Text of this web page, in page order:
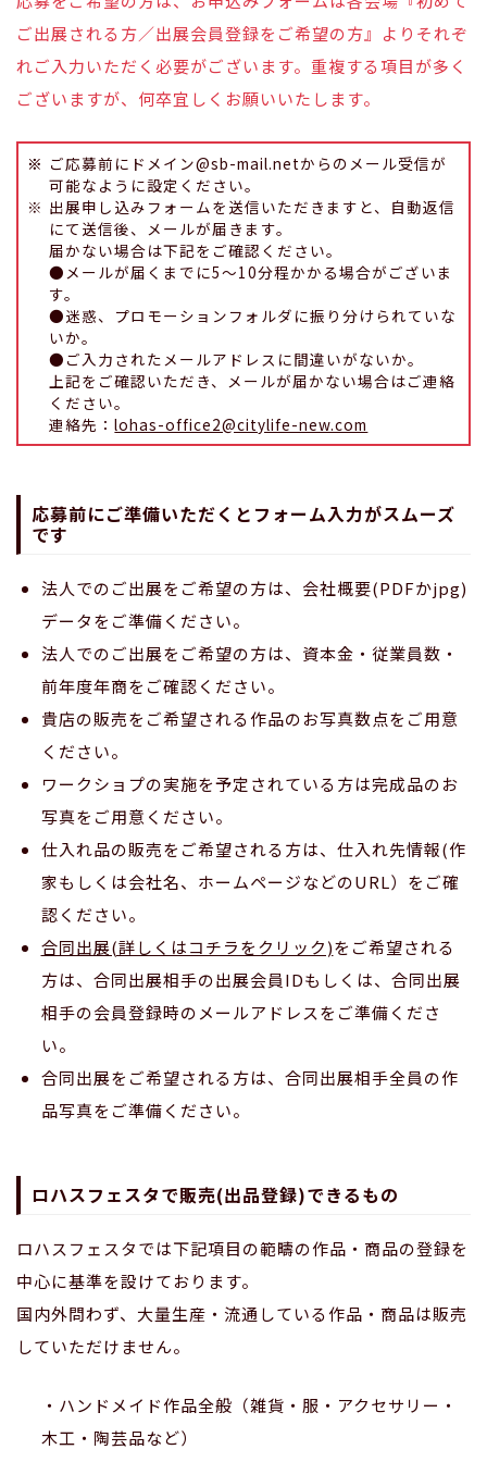
ご出展される方／出展会員登録をご希望の方』よりそれぞ
れご入力いただく必要がございます。重複する項目が多く
ございますが、何卒宜しくお願いいたします。
ご応募前にドメイン@sb-mail.netからのメール受信が
可能なように設定ください。
出展申し込みフォームを送信いただきますと、自動返信
にて送信後、メールが届きます。
届かない場合は下記をご確認ください。
●メールが届くまでに5～10分程かかる場合がございま
す。
●迷惑、プロモーションフォルダに振り分けられていな
いか。
●ご入力されたメールアドレスに間違いがないか。
上記をご確認いただき、メールが届かない場合はご連絡
ください。
連絡先：lohas-office2@citylife-new.com
応募前にご準備いただくとフォーム入力がスムーズ
です
法人でのご出展をご希望の方は、会社概要(PDFかjpg)
データをご準備ください。
法人でのご出展をご希望の方は、資本金・従業員数・
前年度年商をご確認ください。
貴店の販売をご希望される作品のお写真数点をご用意
ください。
ワークショプの実施を予定されている方は完成品のお
写真をご用意ください。
仕入れ品の販売をご希望される方は、仕入れ先情報(作
家もしくは会社名、ホームページなどのURL）をご確
認ください。
合同出展(詳しくはコチラをクリック)をご希望される
方は、合同出展相手の出展会員IDもしくは、合同出展
相手の会員登録時のメールアドレスをご準備くださ
い。
合同出展をご希望される方は、合同出展相手全員の作
品写真をご準備ください。
ロハスフェスタで販売(出品登録)できるもの
ロハスフェスタでは下記項目の範疇の作品・商品の登録を
中心に基準を設けております。
国内外問わず、大量生産・流通している作品・商品は販売
していただけません。
・ハンドメイド作品全般（雑貨・服・アクセサリー・
木工・陶芸品など）